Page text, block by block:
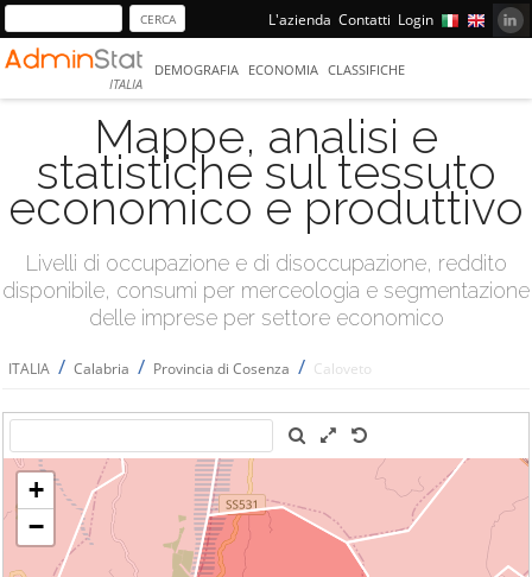
L'azienda Contatti Login
ITALIA
DEMOGRAFIA ECONOMIA CLASSIFICHE
Mappe, analisi e
statistiche sul tessuto
economico e produttivo
Livelli di occupazione e di disoccupazione, reddito
disponibile, consumi per merceologia e segmentazione
delle imprese per settore economico
ITALIA / Calabria / Provincia di Cosenza / Caloveto